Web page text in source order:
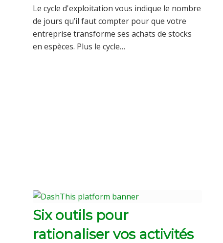
Le cycle d'exploitation vous indique le nombre
de jours qu’il faut compter pour que votre
entreprise transforme ses achats de stocks
en espèces. Plus le cycle…
Six outils pour
rationaliser vos activités